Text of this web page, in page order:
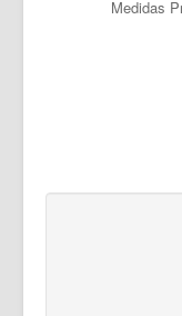
Medidas